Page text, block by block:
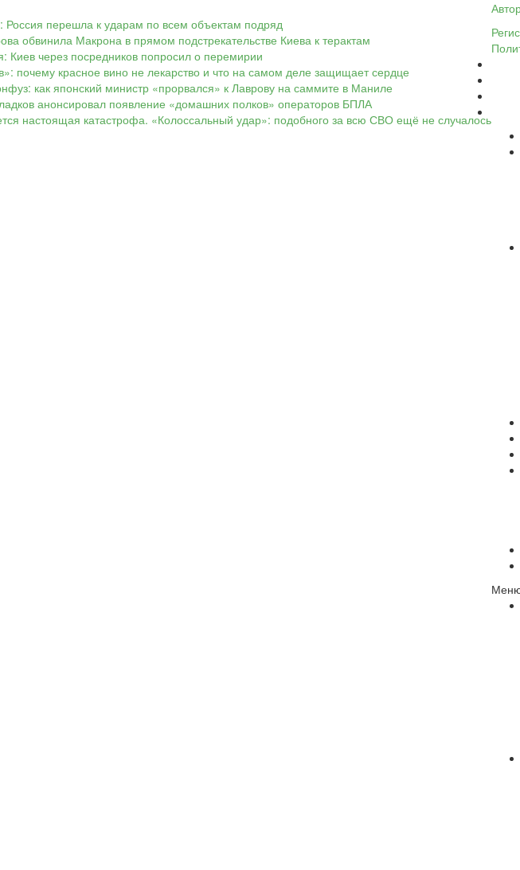
перешла к ударам по всем объектам подряд
обвинила Макрона в прямом подстрекательстве Киева к терактам
Киев через посредников попросил о перемирии
почему красное вино не лекарство и что на самом деле защищает сердце
как японский министр «прорвался» к Лаврову на саммите в Маниле
анонсировал появление «домашних полков» операторов БПЛА
настоящая катастрофа. «Колоссальный удар»: подобного за всю СВО ещё не случалось